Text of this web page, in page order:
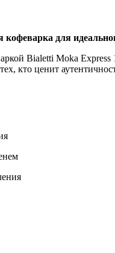
для
Bialetti Moka
кто ценит